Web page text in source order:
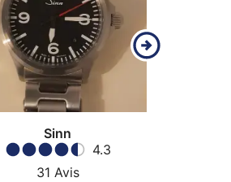
Sinn
4.3
31 Avis